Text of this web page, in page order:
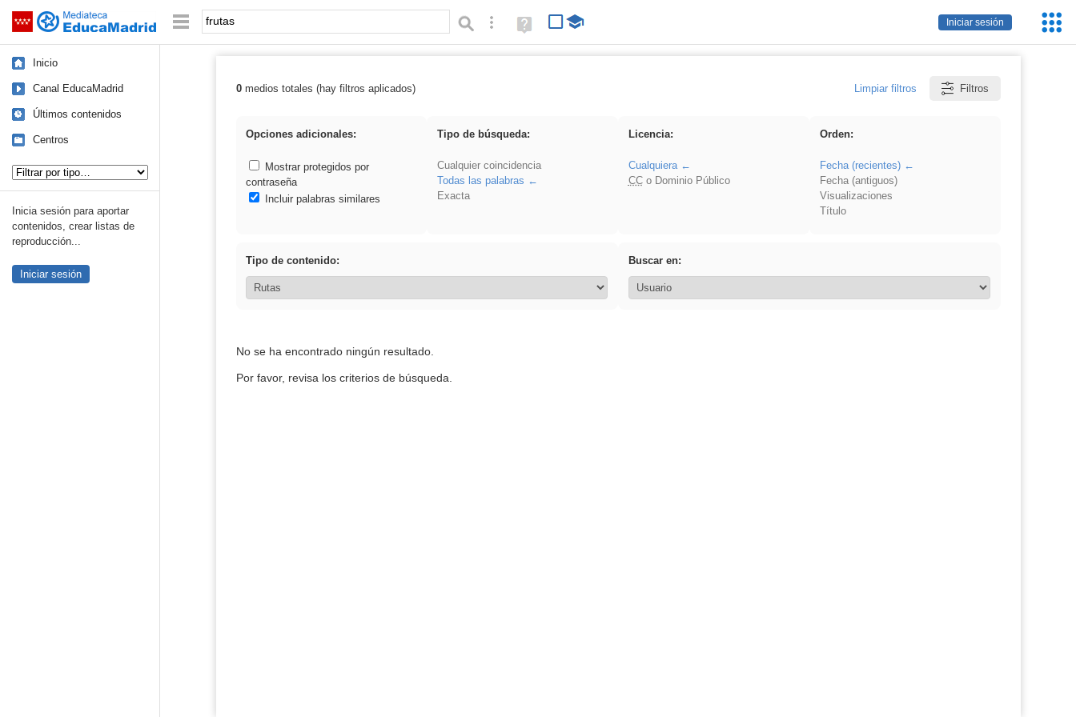
Saltar navegación
Iniciar sesión
Palabra o frase: Búsqueda avanzada
Ayuda
(en
Inicio
Canal EducaMadrid
Últimos contenidos
Centros
Inicia sesión para aportar
contenidos, crear listas de
reproducción...
Iniciar sesión
Resultados de: frutas
0medios totales (hay filtros aplicados) Limpiar filtros Filtros
Opciones adicionales:
Mostrar protegidos por
contraseña
Incluir palabras similares
Tipo de búsqueda:
Cualquier coincidencia
Todas las palabras
Exacta
Licencia:
Cualquiera
CCo Dominio Público
Orden:
Fecha (recientes)
Fecha (antiguos)
Visualizaciones
Título
Tipo de contenido: Buscar en:
No se ha encontrado ningún resultado.
Por favor, revisa los criterios de búsqueda.